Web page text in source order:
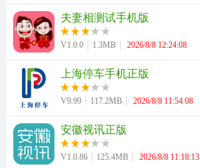
游戏攻略
63款应用
8款应用
夫妻相测试手机版
V1.0.0 1.3MB 2026/8/8 12:24:08
上海停车手机正版
V9.99 117.2MB 2026/8/8 11:54:08
安徽视讯正版
V1.0.86 125.4MB 2026/8/8 11:18:13